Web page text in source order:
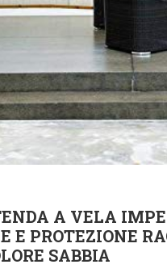
A VELA
E PROTEZIONE
SABBIA